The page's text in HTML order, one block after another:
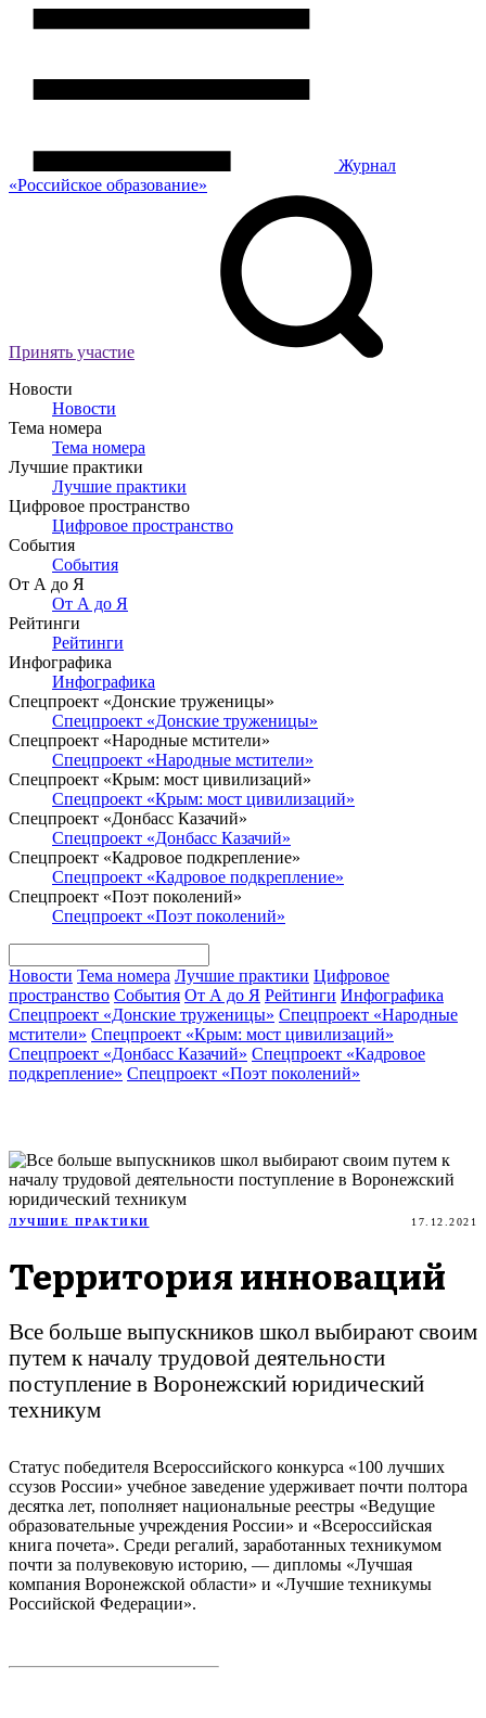
Журнал
«Российское образование»
Принять участие
Новости
Новости
Тема номера
Тема номера
Лучшие практики
Лучшие практики
Цифровое пространство
Цифровое пространство
События
События
От А до Я
От А до Я
Рейтинги
Рейтинги
Инфографика
Инфографика
Спецпроект «Донские труженицы»
Спецпроект «Донские труженицы»
Спецпроект «Народные мстители»
Спецпроект «Народные мстители»
Спецпроект «Крым: мост цивилизаций»
Спецпроект «Крым: мост цивилизаций»
Спецпроект «Донбасс Казачий»
Спецпроект «Донбасс Казачий»
Спецпроект «Кадровое подкрепление»
Спецпроект «Кадровое подкрепление»
Спецпроект «Поэт поколений»
Спецпроект «Поэт поколений»
Новости Тема номера Лучшие практики Цифровое
пространство События От А до Я Рейтинги Инфографика
Спецпроект «Донские труженицы» Спецпроект «Народные
мстители» Спецпроект «Крым: мост цивилизаций»
Спецпроект «Донбасс Казачий» Спецпроект «Кадровое
подкрепление» Спецпроект «Поэт поколений»
ЛУЧШИЕ ПРАКТИКИ 17.12.2021
Территория инноваций
Все больше выпускников школ выбирают своим
путем к началу трудовой деятельности
поступление в Воронежский юридический
техникум
Статус победителя Всероссийского конкурса «100 лучших
ссузов России» учебное заведение удерживает почти полтора
десятка лет, пополняет национальные реестры «Ведущие
образовательные учреждения России» и «Всероссийская
книга почета». Среди регалий, заработанных техникумом
почти за полувековую историю, — дипломы «Лучшая
компания Воронежской области» и «Лучшие техникумы
Российской Федерации».